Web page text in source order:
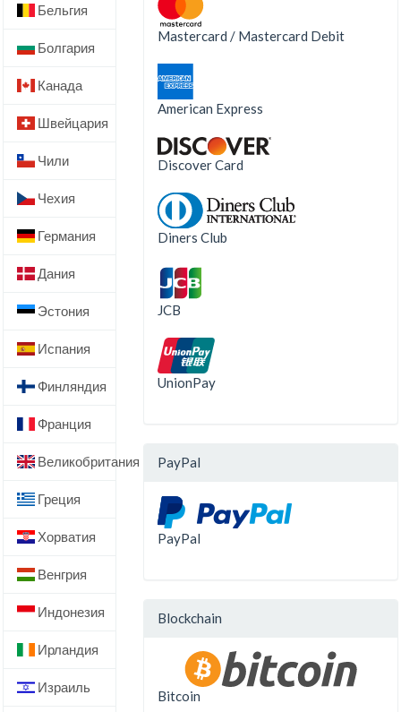
Бельгия
Болгария
Канада
Швейцария
Чили
Чехия
Германия
Дания
Эстония
Испания
Финляндия
Франция
Великобритания
Греция
Хорватия
Венгрия
Индонезия
Ирландия
Израиль
Mastercard / Mastercard Debit
American Express
Discover Card
Diners Club
JCB
UnionPay
PayPal
PayPal
Blockchain
Bitcoin